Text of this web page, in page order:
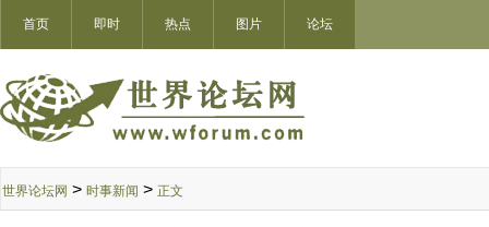
首页 即时 热点 图片 论坛
世界论坛网 > 时事新闻 > 正文